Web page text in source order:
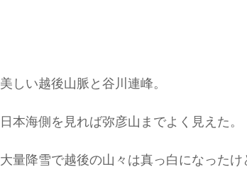
美しい越後山脈と谷川連峰。
日本海側を見れば弥彦山までよく見えた。
大量降雪で越後の山々は真っ白になった